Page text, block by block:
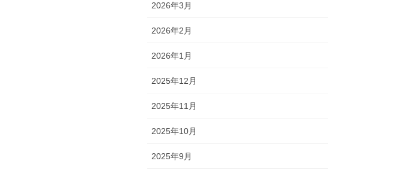
2026年3月
2026年2月
2026年1月
2025年12月
2025年11月
2025年10月
2025年9月